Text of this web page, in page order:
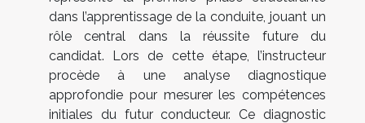
dans l’apprentissage de la conduite, jouant un
rôle central dans la réussite future du
candidat. Lors de cette étape, l’instructeur
procède à une analyse diagnostique
approfondie pour mesurer les compétences
initiales du futur conducteur. Ce diagnostic